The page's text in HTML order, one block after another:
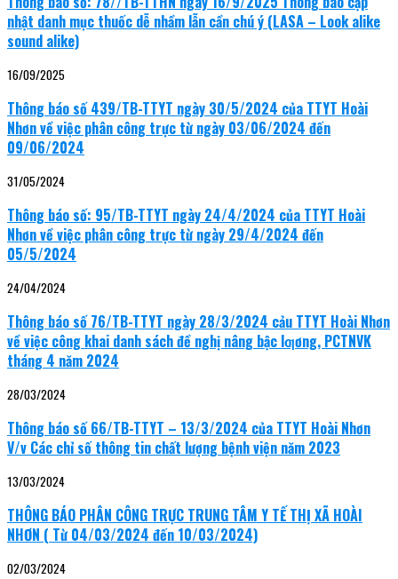
nhật danh mục thuốc dễ nhầm lẫn cần chú ý (LASA – Look alike
sound alike)
16/09/2025
Thông báo số 439/TB-TTYT ngày 30/5/2024 của TTYT Hoài
Nhơn về việc phân công trực từ ngày 03/06/2024 đến
09/06/2024
31/05/2024
Thông báo số: 95/TB-TTYT ngày 24/4/2024 của TTYT Hoài
Nhơn về việc phân công trực từ ngày 29/4/2024 đến
05/5/2024
24/04/2024
Thông báo số 76/TB-TTYT ngày 28/3/2024 cảu TTYT Hoài Nhơn
về việc công khai danh sách đề nghị nâng bậc lƣơng, PCTNVK
tháng 4 năm 2024
28/03/2024
Thông báo số 66/TB-TTYT – 13/3/2024 của TTYT Hoài Nhơn
V/v Các chỉ số thông tin chất lượng bệnh viện năm 2023
13/03/2024
THÔNG BÁO PHÂN CÔNG TRỰC TRUNG TÂM Y TẾ THỊ XÃ HOÀI
NHƠN ( Từ 04/03/2024 đến 10/03/2024)
02/03/2024